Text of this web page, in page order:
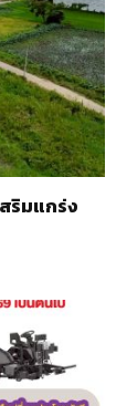
ริมแกร่ง